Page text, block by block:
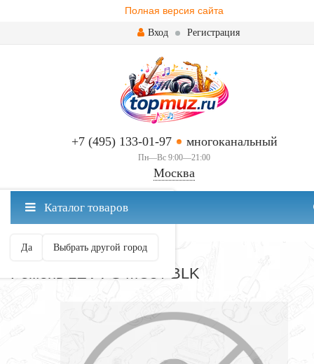
Полная версия сайта
Вход Регистрация
+7 (495) 133-01-97 многоканальный
Пн—Вс 9:00—21:00
Москва
Москва ваш город?
Да Выбрать другой город
Каталог товаров
РЕМНИ ДЛЯ ГИТАР
Ремень LEVY'S MC8 / BLK